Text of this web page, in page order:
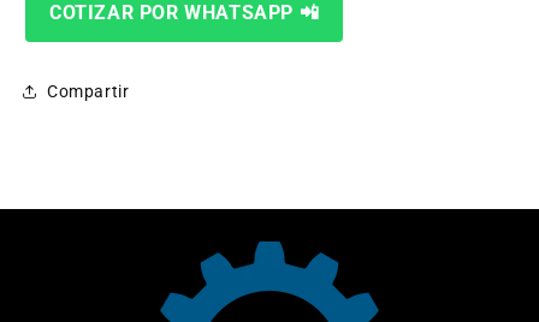
COTIZAR POR WHATSAPP 📲
Compartir